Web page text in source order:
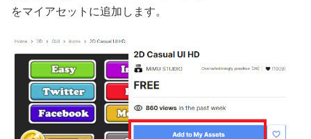
をマイアセットに追加します。